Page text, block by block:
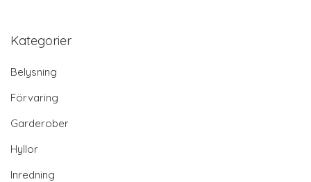
Kategorier
Belysning
Förvaring
Garderober
Hyllor
Inredning